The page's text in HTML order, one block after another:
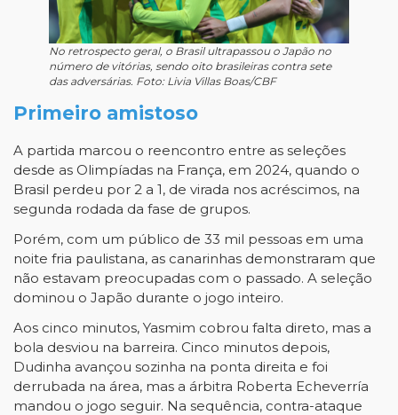
No retrospecto geral, o Brasil ultrapassou o Japão no
número de vitórias, sendo oito brasileiras contra sete
das adversárias. Foto: Livia Villas Boas/CBF
Primeiro amistoso
A partida marcou o reencontro entre as seleções
desde as Olimpíadas na França, em 2024, quando o
Brasil perdeu por 2 a 1, de virada nos acréscimos, na
segunda rodada da fase de grupos.
Porém, com um público de 33 mil pessoas em uma
noite fria paulistana, as canarinhas demonstraram que
não estavam preocupadas com o passado. A seleção
dominou o Japão durante o jogo inteiro.
Aos cinco minutos, Yasmim cobrou falta direto, mas a
bola desviou na barreira. Cinco minutos depois,
Dudinha avançou sozinha na ponta direita e foi
derrubada na área, mas a árbitra Roberta Echeverría
mandou o jogo seguir. Na sequência, contra-ataque